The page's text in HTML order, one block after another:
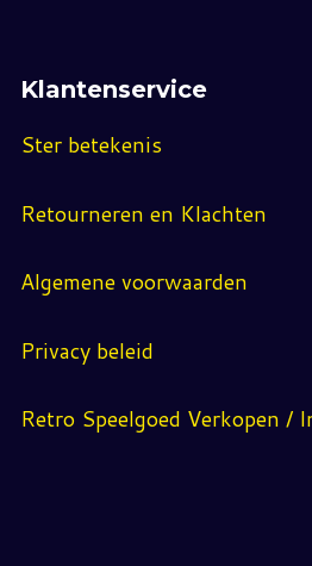
Klantenservice
Ster betekenis
Retourneren en Klachten
Algemene voorwaarden
Privacy beleid
Retro Speelgoed Verkopen /